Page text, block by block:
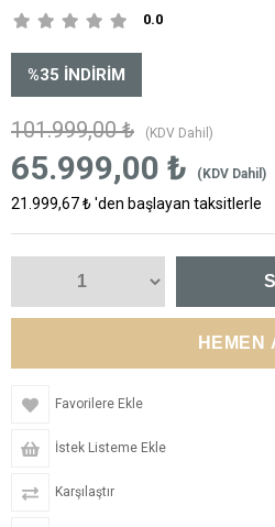
0.0
%35 İNDIRIM
101.999,00 ₺ (KDV Dahil)
65.999,00 ₺ (KDV Dahil)
21.999,67 ₺'den başlayan taksitlerle
Favorilere Ekle
İstek Listeme Ekle
Karşılaştır